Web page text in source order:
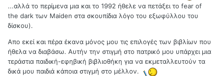
...αλλά το περίμενα μια και το 1992 ήθελε να πετάξει το fear of
the dark των Maiden στα σκουπίδια λόγο του εξωφύλλου του
δίσκου).
Απο εκεί και πέρα έκανα μόνος μου τις επιλογές των βιβλίων που
ήθελα να διαβάσω. Αυτήν την στιγμή στο πατρικό μου υπάρχει μια
τεράστια παιδική-εφηβική βιβλιοθήκη για να εκμεταλλευτούν τα
δικά μου παιδιά κάποια στιγμή στο μέλλον.